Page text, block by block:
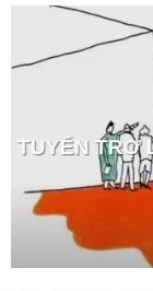
TUYỂN TRỢ